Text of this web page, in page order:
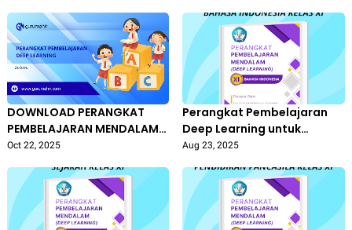
SMP/MTs)
SMP/MTs)
DOWNLOAD PERANGKAT
PEMBELAJARAN MENDALAM
DEEP LEARNING KELAS 7
SMP/MTs)
Oct 22, 2025
Perangkat Pembelajaran
Deep Learning untuk
Bahasa Indonesia Kelas XI
Aug 23, 2025